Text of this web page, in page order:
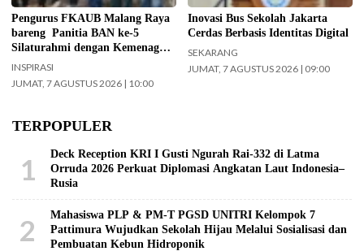
Malang. Selain itu juga silaturahmi
dengan jajaran Kantor
Kementerian Agama (Kemenag)
Kabupaten Malang. (Foto: ist)
Pengurus FKAUB Malang Raya
bareng Panitia BAN ke-5
Silaturahmi dengan Kemenag
Kabupaten Malang dan Yayasan
INSPIRASI
JUMAT, 7 AGUSTUS 2026 | 10:00
Inovasi Bus Sekolah Jakarta
Cerdas Berbasis Identitas Digital
SEKARANG
JUMAT, 7 AGUSTUS 2026 | 09:00
TERPOPULER
1
Deck Reception KRI I Gusti Ngurah Rai-332 di Latma
Orruda 2026 Perkuat Diplomasi Angkatan Laut Indonesia–
Rusia
2
Mahasiswa PLP & PM-T PGSD UNITRI Kelompok 7
Pattimura Wujudkan Sekolah Hijau Melalui Sosialisasi dan
Pembuatan Kebun Hidroponik